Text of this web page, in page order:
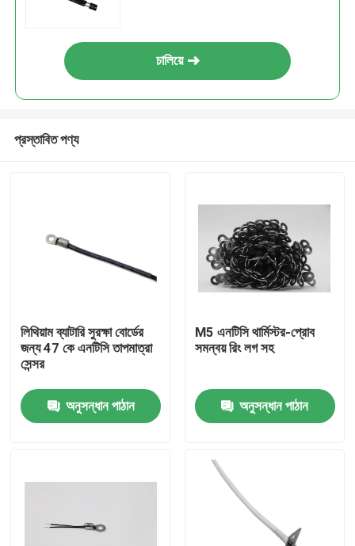
চালিয়ে
প্রস্তাবিত পণ্য
লিথিয়াম ব্যাটারি সুরক্ষা বোর্ডের
জন্য 47 কে এনটিসি তাপমাত্রা
সেন্সর
অনুসন্ধান পাঠান
M5 এনটিসি থার্মিস্টর-প্রোব
সমন্বয় রিং লগ সহ
অনুসন্ধান পাঠান